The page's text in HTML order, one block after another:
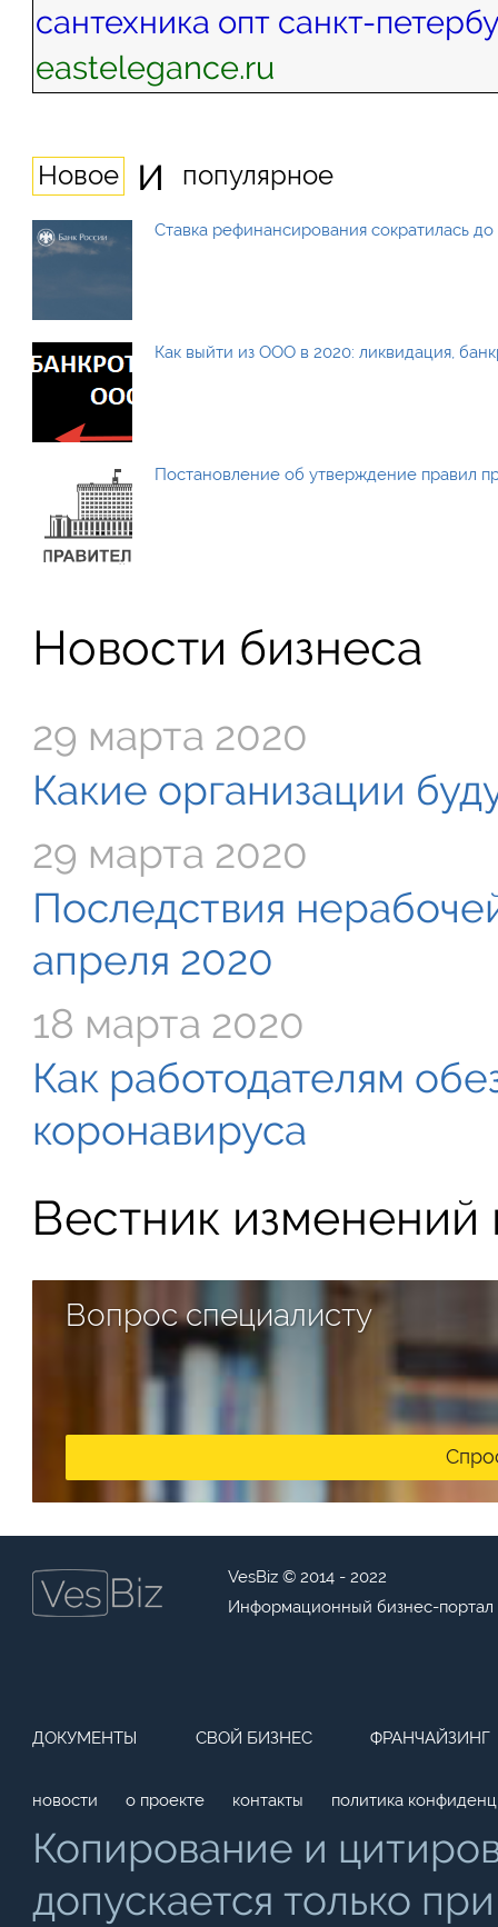
сантехника опт санкт-
eastelegance.ru
Новое и популярное
Ставка рефинансирования сократилась
Как выйти из ООО в 2020: ликвидация,
Постановление об утверждение правил
Новости бизнеса
29 марта 2020
Какие организации
29 марта 2020
Последствия
апреля 2020
18 марта 2020
Как работодателям
коронавируса
Вестник изменений
Вопрос специалисту
VesBiz © 2014 - 2022
Информационный бизнес-портал
ДОКУМЕНТЫ СВОЙ БИЗНЕС ФРАНЧАЙЗИНГ
новости о проекте контакты политика
Копирование и
допускается только